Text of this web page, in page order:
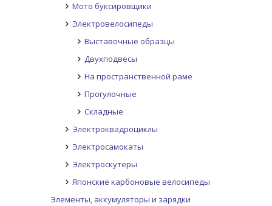
Мото буксировщики
Электровелосипеды
Выставочные образцы
Двухподвесы
На пространственной раме
Прогулочные
Складные
Электроквадроциклы
Электросамокаты
Электроскутеры
Японские карбоновые велосипеды
Элементы, аккумуляторы и зарядки